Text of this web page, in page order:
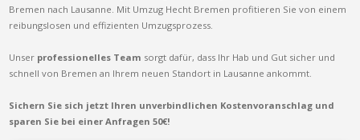
Bremen nach Lausanne. Mit Umzug Hecht Bremen profitieren Sie von einem
reibungslosen und effizienten Umzugsprozess.
Unser professionelles Team sorgt dafür, dass Ihr Hab und Gut sicher und
schnell von Bremen an Ihrem neuen Standort in Lausanne ankommt.
Sichern Sie sich jetzt Ihren unverbindlichen Kostenvoranschlag und
sparen Sie bei einer Anfragen 50€!